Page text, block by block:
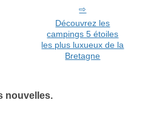
Découvrez les
campings 5 étoiles
les plus luxueux de la
Bretagne
nouvelles.